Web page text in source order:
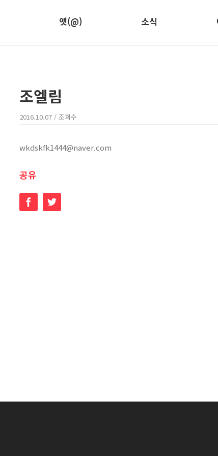
앳(@) 소식
조엘림
2016.10.07 / 조회수
wkdskfk1444@naver.com
공유
FacebookTwitter